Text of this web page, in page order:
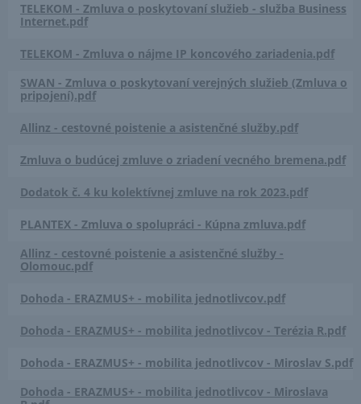
TELEKOM - Zmluva o poskytovaní služieb - služba Business
Internet.pdf
TELEKOM - Zmluva o nájme IP koncového zariadenia.pdf
SWAN - Zmluva o poskytovaní verejných služieb (Zmluva o
pripojení).pdf
Allinz - cestovné poistenie a asistenčné služby.pdf
Zmluva o budúcej zmluve o zriadení vecného bremena.pdf
Dodatok č. 4 ku kolektívnej zmluve na rok 2023.pdf
PLANTEX - Zmluva o spolupráci - Kúpna zmluva.pdf
Allinz - cestovné poistenie a asistenčné služby -
Olomouc.pdf
Dohoda - ERAZMUS+ - mobilita jednotlivcov.pdf
Dohoda - ERAZMUS+ - mobilita jednotlivcov - Terézia R.pdf
Dohoda - ERAZMUS+ - mobilita jednotlivcov - Miroslav S.pdf
Dohoda - ERAZMUS+ - mobilita jednotlivcov - Miroslava